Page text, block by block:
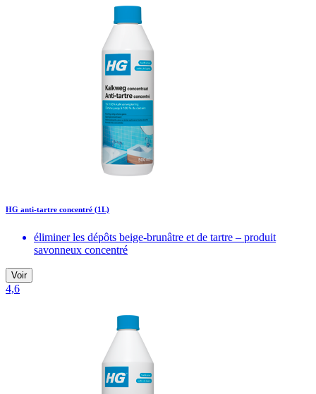
HG anti-tartre concentré (1L)
éliminer les dépôts beige-brunâtre et de tartre – produit
savonneux concentré
Voir
4,6